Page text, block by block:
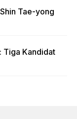
Tae-yong
Tiga Kandidat